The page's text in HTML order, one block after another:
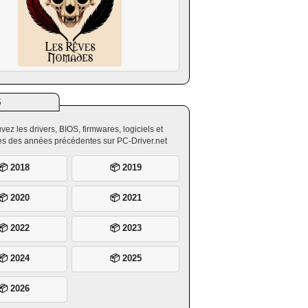
les drivers, BIOS, firmwares, logiciels et
des années précédentes sur PC-Driver.net
2018 📦 2019
2020 📦 2021
2022 📦 2023
2024 📦 2025
2026